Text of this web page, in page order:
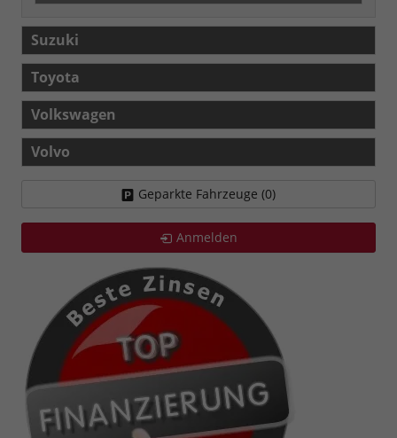
Suzuki
Toyota
Volkswagen
Volvo
Geparkte Fahrzeuge (0)
Anmelden